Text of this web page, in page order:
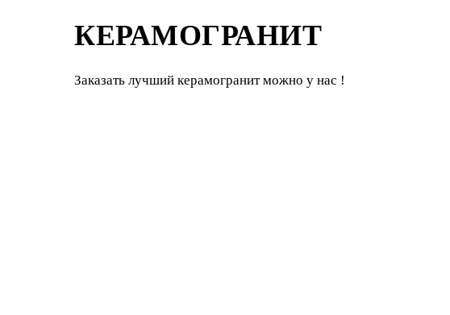
КЕРАМОГРАНИТ
Заказать лучший керамогранит можно у нас !